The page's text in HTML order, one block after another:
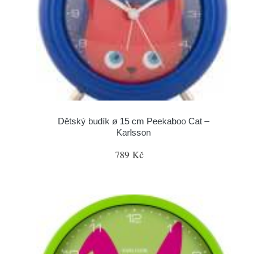
Dětský budík ø 15 cm Peekaboo Cat –
Karlsson
789 Kč